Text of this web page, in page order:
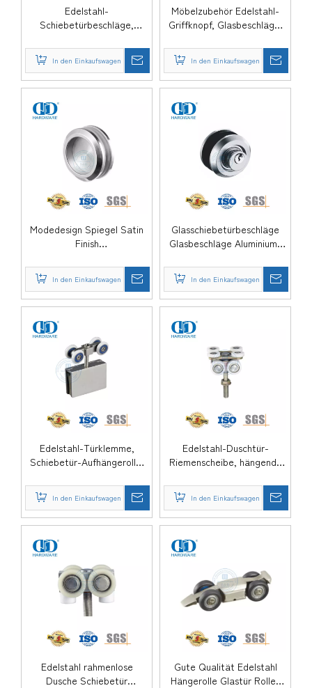
Edelstahl-
Schiebetürbeschläge,
Glasschiebetürknauf,
schalenförmiger Griff-
DDSK016
In den Einkaufswagen
Möbelzubehör Edelstahl-
Griffknopf, Glasbeschläge,
Schalengriff-DDSK015
In den Einkaufswagen
Modedesign Spiegel Satin
Finish
Schalengriff
Glasschiebetürschloss-
DDSK014
In den Einkaufswagen
Glasschiebetürbeschläge
Glasbeschläge Aluminium-
und -sicherung-DDSK013
In den Einkaufswagen
Edelstahl-Türklemme,
Schiebetür-Aufhängerolle,
für Badezimmer, DDGS162
In den Einkaufswagen
Edelstahl-Duschtür-
Riemenscheibe, hängende
Glastürbeschlag für
Schiebetür-DDGS161
In den Einkaufswagen
Edelstahl rahmenlose
Dusche Schiebetür
Gute Qualität Edelstahl
Hängerolle Glastür Rollen